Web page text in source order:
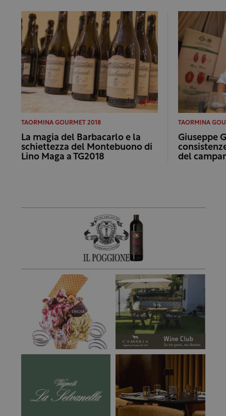
TAORMINA GOURMET 2018
La magia del Barbacarlo e la
schiettezza del Montebuono di
Lino Maga a TG2018
TAORMINA
Giuseppe
del